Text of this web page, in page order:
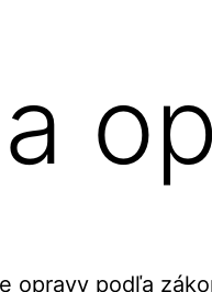
opravy podľa